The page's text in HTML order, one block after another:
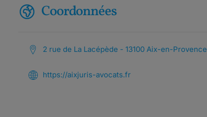
Coordonnées
2 rue de La Lacépède - 13100 Aix-en-Provence
https://aixjuris-avocats.fr